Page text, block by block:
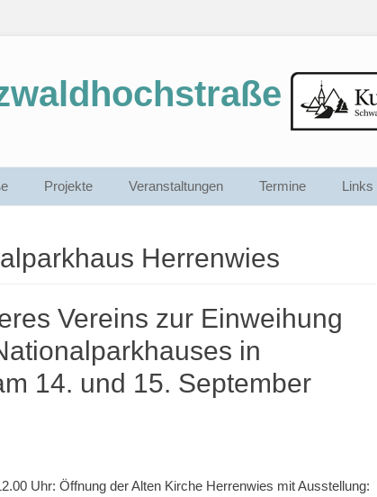
Projekte Veranstaltungen Termine Links
Herrenwies
Vereins zur Einweihung
in
14. und 15. September
Uhr: Öffnung der Alten Kirche Herrenwies mit Ausstellung: